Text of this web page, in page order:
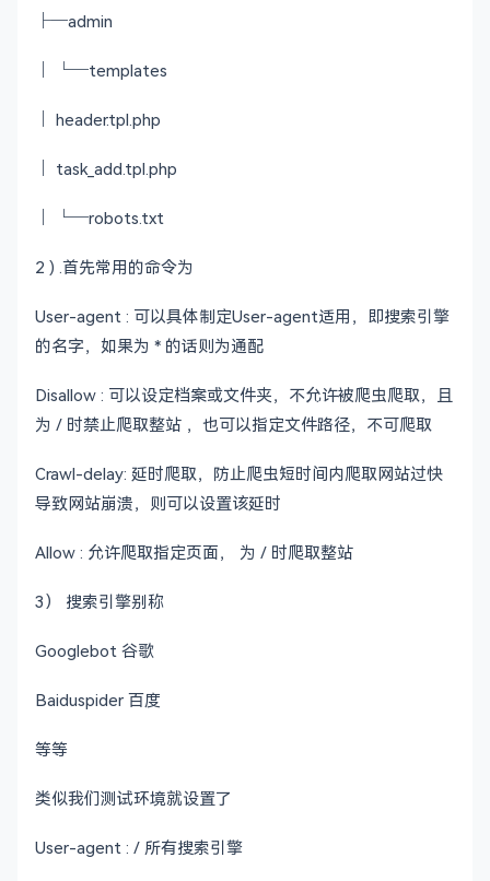
├─admin
│ └─templates
│ header.tpl.php
│ task_add.tpl.php
│ └─robots.txt
2 ) .首先常用的命令为
User-agent : 可以具体制定User-agent适用，即搜索引擎
的名字，如果为 * 的话则为通配
Disallow : 可以设定档案或文件夹，不允许被爬虫爬取，且
为 / 时禁止爬取整站 ，也可以指定文件路径，不可爬取
Crawl-delay: 延时爬取，防止爬虫短时间内爬取网站过快
导致网站崩溃，则可以设置该延时
Allow : 允许爬取指定页面， 为 / 时爬取整站
3） 搜索引擎别称
Googlebot 谷歌
Baiduspider 百度
等等
类似我们测试环境就设置了
User-agent : / 所有搜索引擎